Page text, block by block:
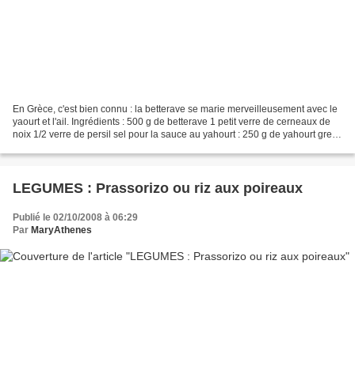
En Grèce, c'est bien connu : la betterave se marie merveilleusement avec le
yaourt et l'ail. Ingrédients : 500 g de betterave 1 petit verre de cerneaux de
noix 1/2 verre de persil sel pour la sauce au yahourt : 250 g de yahourt grec
LEGUMES : Prassorizo ou riz aux poireaux
Publié le 02/10/2008 à 06:29
Par MaryAthenes